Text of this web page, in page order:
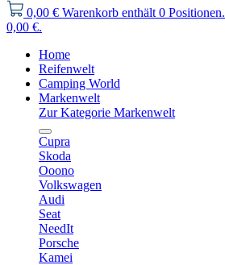
0,00 € Warenkorb enthält 0
0,00 €.
Home
Reifenwelt
Camping World
Markenwelt
Zur Kategorie Markenwelt
Cupra
Skoda
Ooono
Volkswagen
Audi
Seat
NeedIt
Porsche
Kamei